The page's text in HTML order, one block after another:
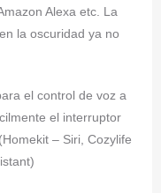
Alexa etc. La
la oscuridad ya no
el control de voz a
el interruptor
– Siri, Cozylife